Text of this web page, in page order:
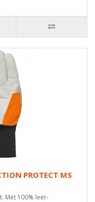
PROTECT MS
Met 100% leer-